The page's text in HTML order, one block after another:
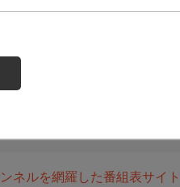
ネルを網羅した番組表サイト